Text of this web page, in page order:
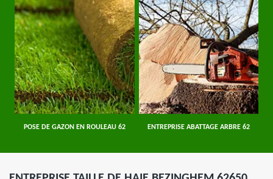
POSE DE GAZON EN ROULEAU 62 ENTREPRISE ABATTAGE ARBRE 62